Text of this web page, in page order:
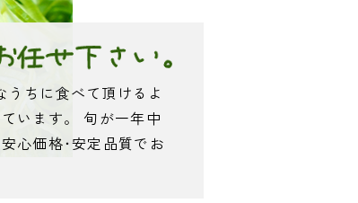
うちに食べて頂けるよ
います。 旬が一年中
心価格･安定品質でお